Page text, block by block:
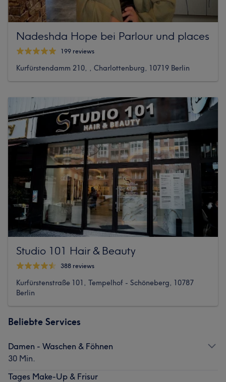
Nadeshda Hope bei Parlour und places
199 reviews
Kurfürstendamm 210, , Charlottenburg, 10719 Berlin
Studio 101 Hair & Beauty
388 reviews
Kurfürstenstraße 101, Tempelhof - Schöneberg, 10787
Berlin
Beliebte Services
Damen - Waschen & Föhnen
30 Min.
Tages Make-Up & Frisur